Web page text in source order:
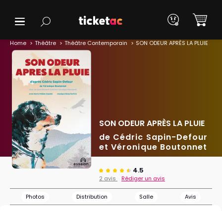
Home Théâtre Théâtre Contemporain SON ODEUR APRÈS LA PLUIE
SON ODEUR APRÈS LA PLUIE
de Cédric Sapin-Defour
et Véronique Boutonnet
4.5
2 avis Rédiger un avis
Photos Distribution Salle Avis